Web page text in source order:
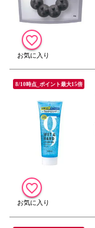
8/10時点_ポイント最大15倍